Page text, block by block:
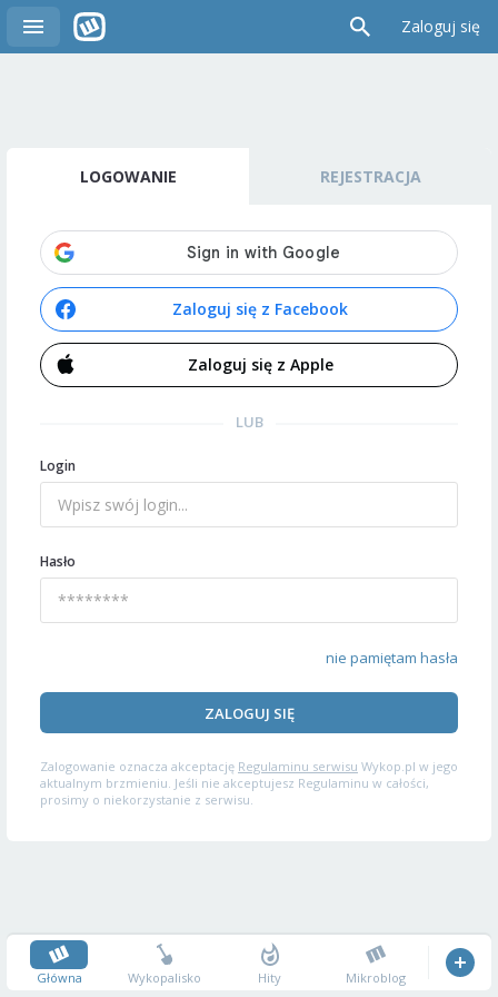
Zaloguj się
LOGOWANIE REJESTRACJA
Zaloguj się z Facebook
Zaloguj się z Apple
LUB
Login
Hasło
nie pamiętam hasła
ZALOGUJ SIĘ
Zalogowanie oznacza akceptację Regulaminu serwisu Wykop.pl w jego
aktualnym brzmieniu. Jeśli nie akceptujesz Regulaminu w całości,
prosimy o niekorzystanie z serwisu.
Główna Wykopalisko Hity Mikroblog